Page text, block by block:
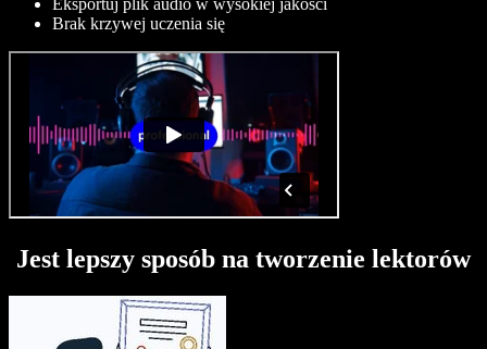
Eksportuj plik audio w wysokiej jakości
Brak krzywej uczenia się
Jest lepszy sposób na tworzenie lektorów